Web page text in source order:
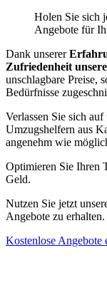
Holen Sie sich
Angebote für
Dank unserer
Zufriedenheit
unschlagbare Preise,
Bedürfnisse
Verlassen Sie sich auf
Umzugshelfern aus
angenehm wie
Optimieren Sie Ihren
Geld.
Nutzen Sie jetzt
Angebote zu erhalten.
Kostenlose Angebote